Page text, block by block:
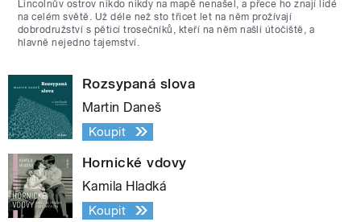
Lincolnův ostrov nikdo nikdy na mapě nenašel, a přece ho znají lidé
na celém světě. Už déle než sto třicet let na něm prožívají
dobrodružství s pěticí trosečníků, kteří na něm našli útočiště, a
hlavně nejedno tajemství.
Rozsypaná slova
Martin Daneš
Koupit
Hornické vdovy
Kamila Hladká
Koupit